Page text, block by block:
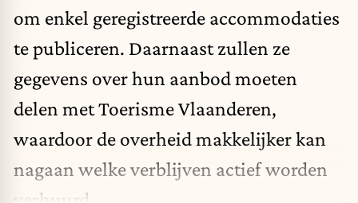
om enkel geregistreerde accommodaties
te publiceren. Daarnaast zullen ze
gegevens over hun aanbod moeten
delen met Toerisme Vlaanderen,
waardoor de overheid makkelijker kan
nagaan welke verblijven actief worden